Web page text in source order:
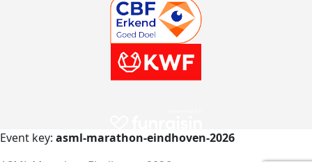
Event key: asml-marathon-eindhoven-2026